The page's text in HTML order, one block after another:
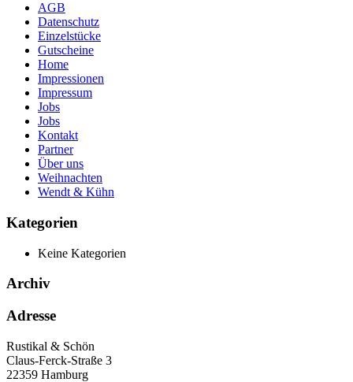
AGB
Datenschutz
Einzelstücke
Gutscheine
Home
Impressionen
Impressum
Jobs
Jobs
Kontakt
Partner
Über uns
Weihnachten
Wendt & Kühn
Kategorien
Keine Kategorien
Archiv
Adresse
Rustikal & Schön
Claus-Ferck-Straße 3
22359 Hamburg